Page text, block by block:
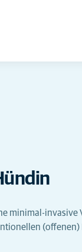
minimal-invasive